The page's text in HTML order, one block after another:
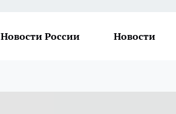
Новости России Новости